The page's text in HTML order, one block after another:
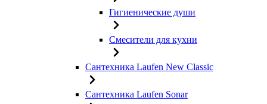
Гигиенические души
Смесители для кухни
Сантехника Laufen New Classic
Сантехника Laufen Sonar